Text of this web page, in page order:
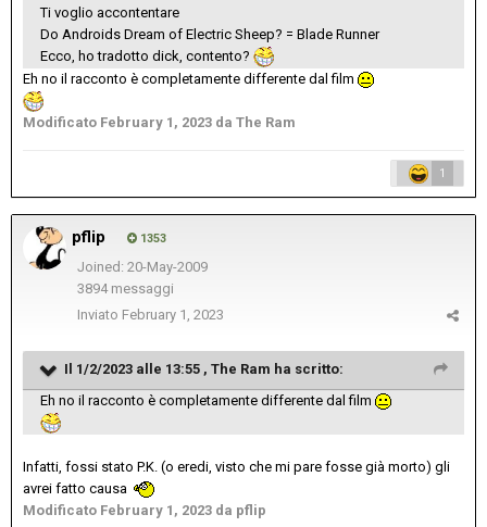
Ti voglio accontentare
Do Androids Dream of Electric Sheep? = Blade Runner
Ecco, ho tradotto dick, contento?
Eh no il racconto è completamente differente dal film
Modificato February 1, 2023 da The Ram
1
pflip 1353
Joined: 20-May-2009
3894 messaggi
Inviato February 1, 2023
Il 1/2/2023 alle 13:55 , The Ram ha scritto:
Eh no il racconto è completamente differente dal film
Infatti, fossi stato P.K. (o eredi, visto che mi pare fosse già morto) gli
avrei fatto causa
Modificato February 1, 2023 da pflip